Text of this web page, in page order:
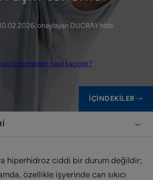
, onaylayan DUCRAY tıbbi
terlemeden nasıl kaçınılır?
İÇINDEKILER
hiperhidroz ciddi bir durum değildir;
özellikle işyerinde can sıkıcı